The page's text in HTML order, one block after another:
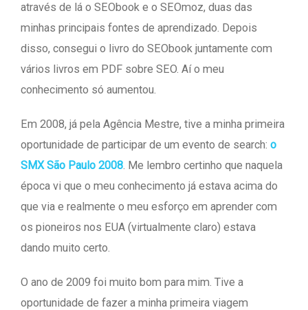
através de lá o SEObook e o SEOmoz, duas das
minhas principais fontes de aprendizado. Depois
disso, consegui o livro do SEObook juntamente com
vários livros em PDF sobre SEO. Aí o meu
conhecimento só aumentou.
Em 2008, já pela Agência Mestre, tive a minha primeira
oportunidade de participar de um evento de search: o
SMX São Paulo 2008. Me lembro certinho que naquela
época vi que o meu conhecimento já estava acima do
que via e realmente o meu esforço em aprender com
os pioneiros nos EUA (virtualmente claro) estava
dando muito certo.
O ano de 2009 foi muito bom para mim. Tive a
oportunidade de fazer a minha primeira viagem